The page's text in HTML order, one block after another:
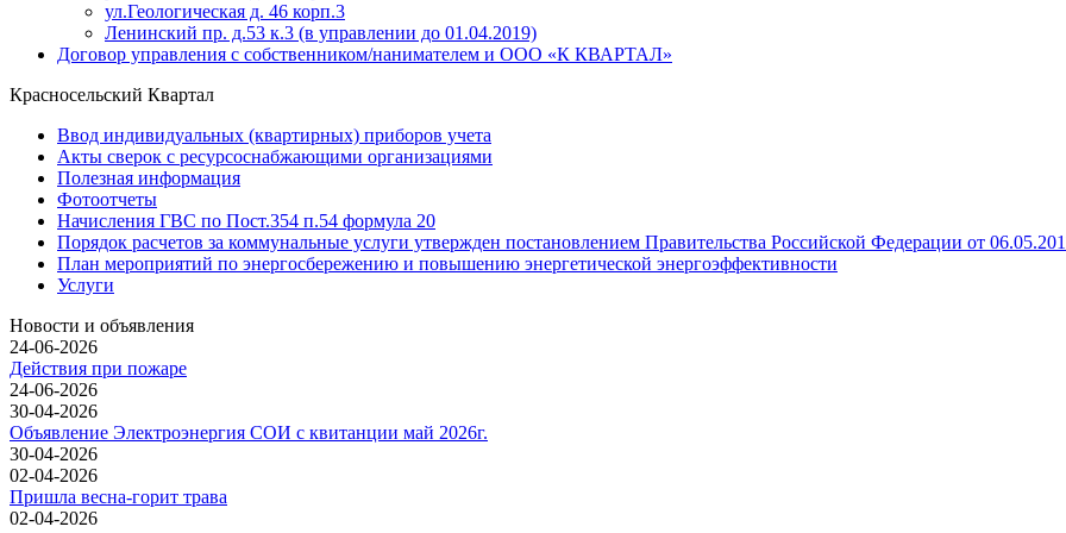
ул.Геологическая д. 46 корп.3
Ленинский пр. д.53 к.3 (в управлении до 01.04.2019)
Договор управления с собственником/нанимателем и ООО «К КВАРТАЛ»
Красносельский Квартал
Ввод индивидуальных (квартирных) приборов учета
Акты сверок с ресурсоснабжающими организациями
Полезная информация
Фотоотчеты
Начисления ГВС по Пост.354 п.54 формула 20
Порядок расчетов за коммунальные услуги утвержден постановлением Правительства Российской Федерации от
План мероприятий по энергосбережению и повышению энергетической энергоэффективности
Услуги
Новости и объявления
24-06-2026
Действия при пожаре
24-06-2026
30-04-2026
Объявление Электроэнергия СОИ с квитанции май 2026г.
30-04-2026
02-04-2026
Пришла весна-горит трава
02-04-2026